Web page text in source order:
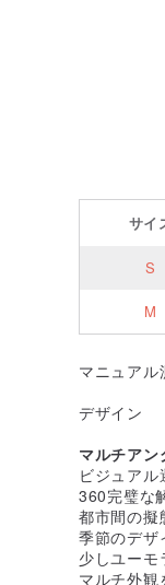
サイ
S
M
マニュア
デザイン
マルチアン
ビジュア
360完璧な
都市間の擬
季節のデザ
少しユーモ
マルチ外観